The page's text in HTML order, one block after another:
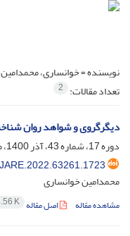
نویسنده =خوانساری، محمدامین
تعداد مقالات: 2
دیگرگروی و شواهد روان
دوره 17، شماره 43، آذر 1400، صفحه
محمدامین خوانساری
مشاهده مقاله اصل مقاله K